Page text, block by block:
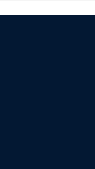
Přímo v